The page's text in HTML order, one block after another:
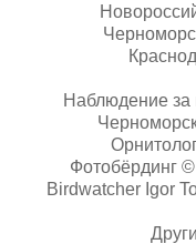
Наблюдение за
Фотобёрдинг
Birdwatcher Igor